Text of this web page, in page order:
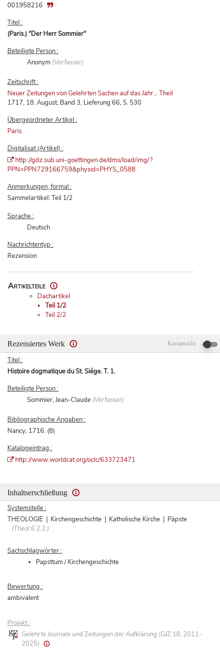
001958216
Titel :
(Paris.) "Der Herr Sommier"
Beteiligte Person :
Anonym (Verfasser)
Zeitschrift :
Neuer Zeitungen von Gelehrten Sachen auf das Jahr... Theil
1717, 18. August, Band 3, Lieferung 66, S. 530
Übergeordneter Artikel :
Paris.
Digitalisat (Artikel) :
http://gdz.sub.uni-goettingen.de/dms/load/img/?
PPN=PPN729166759&physid=PHYS_0588
Anmerkungen, formal :
Sammelartikel: Teil 1/2
Sprache :
Deutsch
Nachrichtentyp :
Rezension
Artikelteile
Dachartikel
Teil 1/2
Teil 2/2
Rezensiertes Werk Kurzansicht
Titel :
Histoire dogmatique du St. Siége. T. 1.
Beteiligte Person :
Sommier, Jean-Claude (Verfasser)
Bibliographische Angaben :
Nancy, 1716. (8)
Katalogeintrag :
http://www.worldcat.org/oclc/633723471
Inhaltserschließung
Systemstelle :
THEOLOGIE | Kirchengeschichte | Katholische Kirche | Päpste
(Theol.6.2.2.)
Sachschlagwörter :
Papsttum / Kirchengeschichte
Bewertung :
ambivalent
Projekt :
Gelehrte Journale und Zeitungen der Aufklärung (GJZ 18, 2011-
2025)